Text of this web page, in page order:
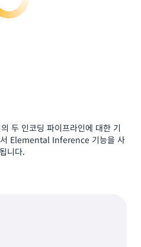
두 인코딩 파이프라인에 대한 기
서 Elemental Inference 기능을 사
니다.